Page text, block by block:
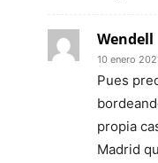
Wendell
10 enero
Pues
propia
Madrid